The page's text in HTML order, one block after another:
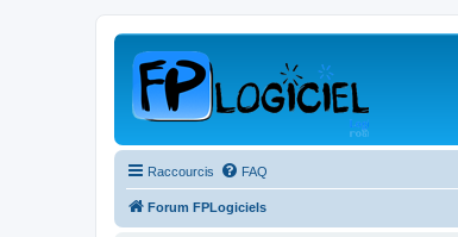
Raccourcis FAQ
Forum FPLogiciels